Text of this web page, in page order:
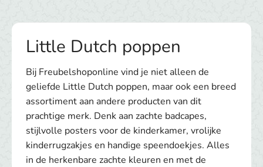
Little Dutch poppen
Bij Freubelshoponline vind je niet alleen de
geliefde Little Dutch poppen, maar ook een breed
assortiment aan andere producten van dit
prachtige merk. Denk aan zachte badcapes,
stijlvolle posters voor de kinderkamer, vrolijke
kinderrugzakjes en handige speendoekjes. Alles
in de herkenbare zachte kleuren en met de